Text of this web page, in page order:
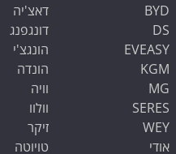
BYD
DS
EVEASY
KGM
MG
SERES
WEY
אודי
דאצ'יה
דונגפנג
הונגצ'י
הונדה
וויה
וולוו
זיקר
טויוטה